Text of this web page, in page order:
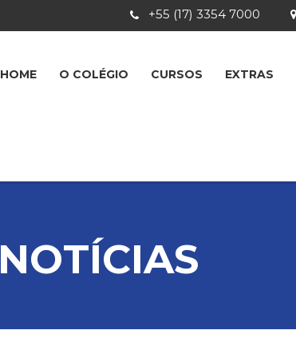
+55 (17) 3354 7000
HOME O COLÉGIO CURSOS EXTRAS
NOTÍCIAS